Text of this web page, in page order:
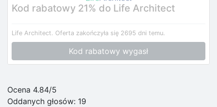
Kod rabatowy 21% do Life Architect
Life Architect. Oferta zakończyła się 2695 dni temu.
Kod rabatowy wygasł
Ocena 4.84/5
Oddanych głosów: 19